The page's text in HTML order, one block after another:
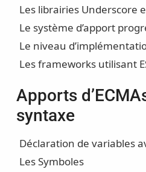
Les librairies Underscore
Le système d’apport
Le niveau
Les frameworks utilisant
Apports
syntaxe
Déclaration de variables
Les Symboles